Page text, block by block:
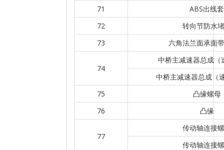
71
ABS出线套
72
转向节防水
73
六角法兰面承面
74
中桥主减速器总成（
中桥主减速器总成（
75
凸缘螺母
76
凸缘
77
传动轴连接
传动轴连接